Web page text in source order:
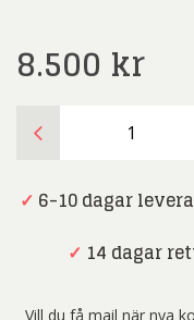
8.500 kr
Savchenko
Fotokonst
✓ 6-10 dagar
✓ 14 dagar
Vill du få mail när nya